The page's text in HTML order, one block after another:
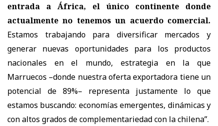
entrada a África, el único continente donde
actualmente no tenemos un acuerdo comercial.
Estamos trabajando para diversificar mercados y
generar nuevas oportunidades para los productos
nacionales en el mundo, estrategia en la que
Marruecos –donde nuestra oferta exportadora tiene un
potencial de 89%– representa justamente lo que
estamos buscando: economías emergentes, dinámicas y
con altos grados de complementariedad con la chilena”.